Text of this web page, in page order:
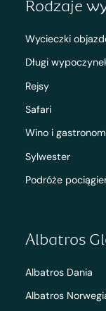
Rodzaje
Wycieczki
Długi
Rejsy
Safari
Wino i
Sylwester
Podróże
Albatros
Albatros Dania
Albatros